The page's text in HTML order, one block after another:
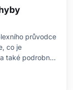
průvodce
co je
také podrobný
vyhnout.